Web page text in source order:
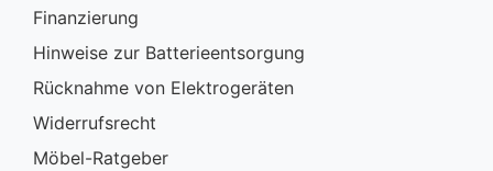
Finanzierung
Hinweise zur Batterieentsorgung
Rücknahme von Elektrogeräten
Widerrufsrecht
Möbel-Ratgeber